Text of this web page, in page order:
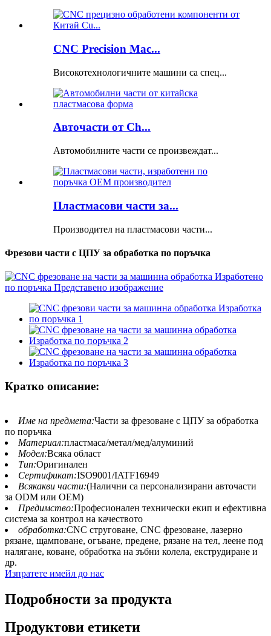
CNC Precision Mac...
Високотехнологичните машини са спец...
Авточасти от Ch...
Автомобилните части се произвеждат...
Пластмасови части за...
Производител на пластмасови части...
Фрезови части с ЦПУ за обработка по поръчка
Кратко описание:
Име на предмета:Части за фрезоване с ЦПУ за обработка
по поръчка
Материал:пластмаса/метал/мед/алуминий
Модел:Всяка област
Тип:Оригинален
Сертификат:ISO9001/IATF16949
Всякакви части:(Налични са персонализирани авточасти
за ODM или OEM)
Предимство:Професионален технически екип и ефективна
система за контрол на качеството
обработка:CNC струговане, CNC фрезоване, лазерно
рязане, щамповане, огъване, предене, рязане на тел, леене под
налягане, коване, обработка на зъбни колела, екструдиране и
др.
Изпратете имейл до нас
Подробности за продукта
Продуктови етикети